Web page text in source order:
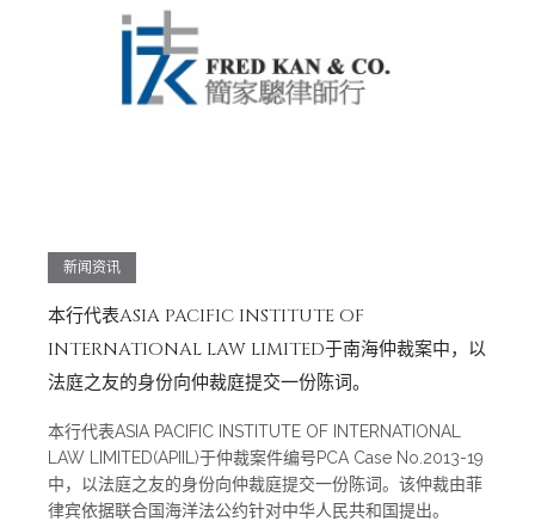
新闻资讯
本行代表ASIA PACIFIC INSTITUTE OF
INTERNATIONAL LAW LIMITED于南海仲裁案中，以
法庭之友的身份向仲裁庭提交一份陈词。
本行代表ASIA PACIFIC INSTITUTE OF INTERNATIONAL
LAW LIMITED(APIIL)于仲裁案件编号PCA Case No.2013-19
中，以法庭之友的身份向仲裁庭提交一份陈词。该仲裁由菲
律宾依据联合国海洋法公约针对中华人民共和国提出。